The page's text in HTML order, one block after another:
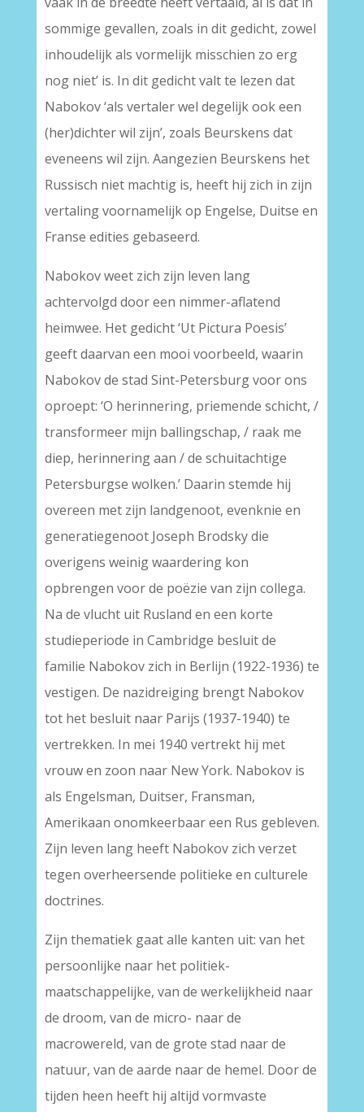
sommige gevallen, zoals in dit gedicht, zowel
inhoudelijk als vormelijk misschien zo erg
nog niet’ is. In dit gedicht valt te lezen dat
Nabokov ‘als vertaler wel degelijk ook een
(her)dichter wil zijn’, zoals Beurskens dat
eveneens wil zijn. Aangezien Beurskens het
Russisch niet machtig is, heeft hij zich in zijn
vertaling voornamelijk op Engelse, Duitse en
Franse edities gebaseerd.
Nabokov weet zich zijn leven lang
achtervolgd door een nimmer-aflatend
heimwee. Het gedicht ‘Ut Pictura Poesis’
geeft daarvan een mooi voorbeeld, waarin
Nabokov de stad Sint-Petersburg voor ons
oproept: ‘O herinnering, priemende schicht, /
transformeer mijn ballingschap, / raak me
diep, herinnering aan / de schuitachtige
Petersburgse wolken.’ Daarin stemde hij
overeen met zijn landgenoot, evenknie en
generatiegenoot Joseph Brodsky die
overigens weinig waardering kon
opbrengen voor de poëzie van zijn collega.
Na de vlucht uit Rusland en een korte
studieperiode in Cambridge besluit de
familie Nabokov zich in Berlijn (1922-1936) te
vestigen. De nazidreiging brengt Nabokov
tot het besluit naar Parijs (1937-1940) te
vertrekken. In mei 1940 vertrekt hij met
vrouw en zoon naar New York. Nabokov is
als Engelsman, Duitser, Fransman,
Amerikaan onomkeerbaar een Rus gebleven.
Zijn leven lang heeft Nabokov zich verzet
tegen overheersende politieke en culturele
doctrines.
Zijn thematiek gaat alle kanten uit: van het
persoonlijke naar het politiek-
maatschappelijke, van de werkelijkheid naar
de droom, van de micro- naar de
macrowereld, van de grote stad naar de
natuur, van de aarde naar de hemel. Door de
tijden heen heeft hij altijd vormvaste